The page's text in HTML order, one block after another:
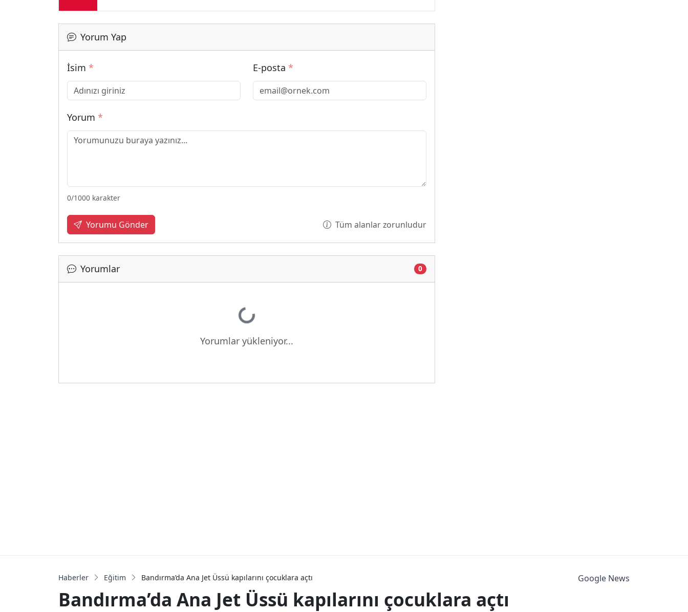
Yorum Yap
İsim * E-posta *
Yorum *
0/1000 karakter
Yorumu Gönder Tüm alanlar zorunludur
Yorumlar 0
Yükleniyor...
Yorumlar yükleniyor...
Haberler Eğitim Bandırma’da Ana Jet Üssü kapılarını çocuklara açtı Google News
Bandırma’da Ana Jet Üssü kapılarını çocuklara açtı